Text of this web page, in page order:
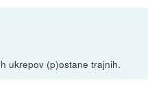
ukrepov (p)ostane trajnih.